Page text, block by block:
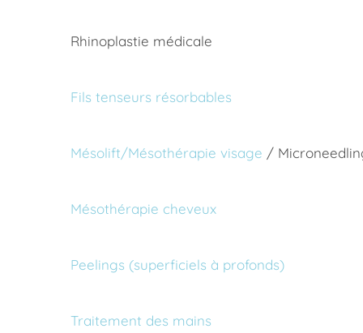
Rhinoplastie médicale
Fils tenseurs résorbables
Mésolift/Mésothérapie visage /
Mésothérapie cheveux
Peelings (superficiels à profonds)
Traitement des mains